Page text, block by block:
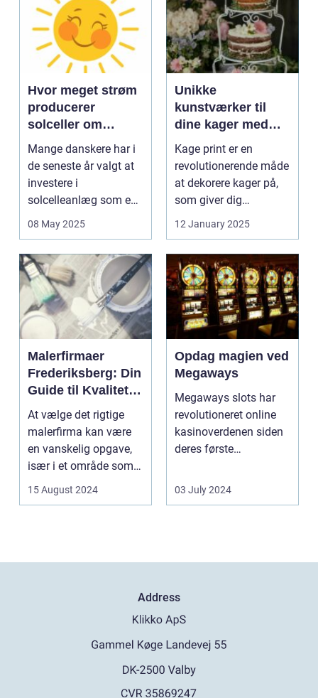
Hvor meget strøm
producerer
solceller om
vinteren?
Mange danskere har i
de seneste år valgt at
investere i
solcelleanlæg som en
08 May 2025
Unikke
kunstværker til
dine kager med
kage print
Kage print er en
revolutionerende måde
at dekorere kager på,
som giver dig
12 January 2025
Malerfirmaer
Frederiksberg: Din
Guide til Kvalitet
og Service
At vælge det rigtige
malerfirma kan være
en vanskelig opgave,
især i et område som
15 August 2024
Opdag magien ved
Megaways
Megaways slots har
revolutioneret online
kasinoverdenen siden
deres første
spillea...
03 July 2024
Address